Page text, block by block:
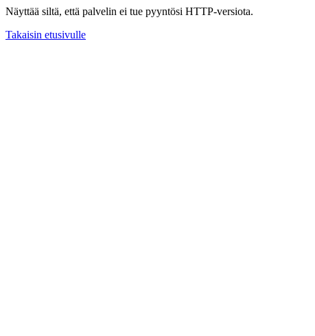
Näyttää siltä, että palvelin ei tue pyyntösi HTTP-versiota.
Takaisin etusivulle